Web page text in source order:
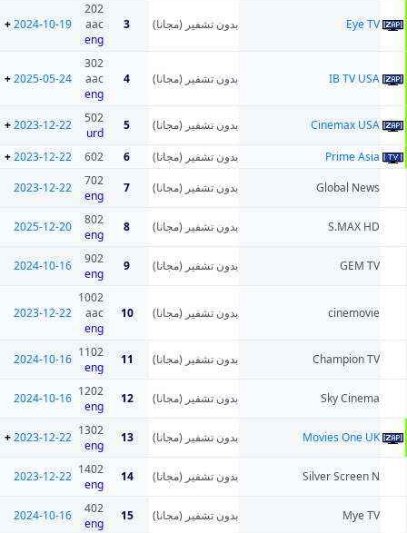
Eye TV بدون تشفير (مجانا) 3
202
aac
eng
2024-10-19
+
IB TV USA بدون تشفير (مجانا) 4
302
aac
eng
2025-05-24
+
Cinemax USA بدون تشفير (مجانا) 5
502
urd
2023-12-22
+
Prime Asia بدون تشفير (مجانا) 6
602
2023-12-22
+
Global News
بدون تشفير (مجانا) 7
702
eng
2023-12-22
S.MAX HD بدون تشفير (مجانا) 8
802
eng
2025-12-20
GEM TV بدون تشفير (مجانا) 9
902
eng
2024-10-16
cinemovie بدون تشفير (مجانا) 10
1002
aac
eng
2023-12-22
Champion TV بدون تشفير (مجانا) 11
1102
eng
2024-10-16
Sky Cinema بدون تشفير (مجانا) 12
1202
eng
2024-10-16
Movies One UK بدون تشفير (مجانا) 13
1302
eng
2023-12-22
+
Silver Screen N بدون تشفير (مجانا) 14
1402
eng
2023-12-22
Mye TV بدون تشفير (مجانا) 15
402
eng
2024-10-16